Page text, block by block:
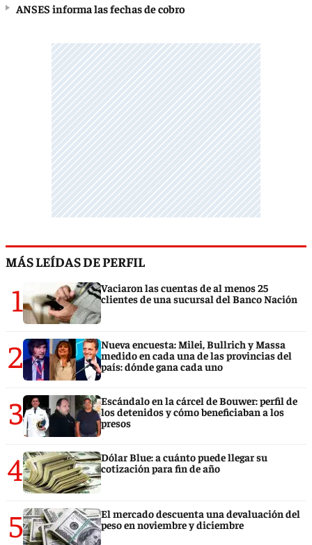
ANSES informa las fechas de cobro
MÁS LEÍDAS DE PERFIL
1
Vaciaron las cuentas de al menos 25
clientes de una sucursal del Banco Nación
2
Nueva encuesta: Milei, Bullrich y Massa
medido en cada una de las provincias del
país: dónde gana cada uno
3
Escándalo en la cárcel de Bouwer: perfil de
los detenidos y cómo beneficiaban a los
presos
4
Dólar Blue: a cuánto puede llegar su
cotización para fin de año
5
El mercado descuenta una devaluación del
peso en noviembre y diciembre